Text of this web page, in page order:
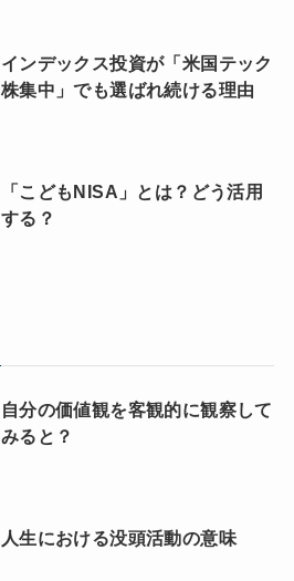
インデックス投資が「米国テック
株集中」でも選ばれ続ける理由
「こどもNISA」とは？どう活用
する？
自分の価値観を客観的に観察して
みると？
人生における没頭活動の意味